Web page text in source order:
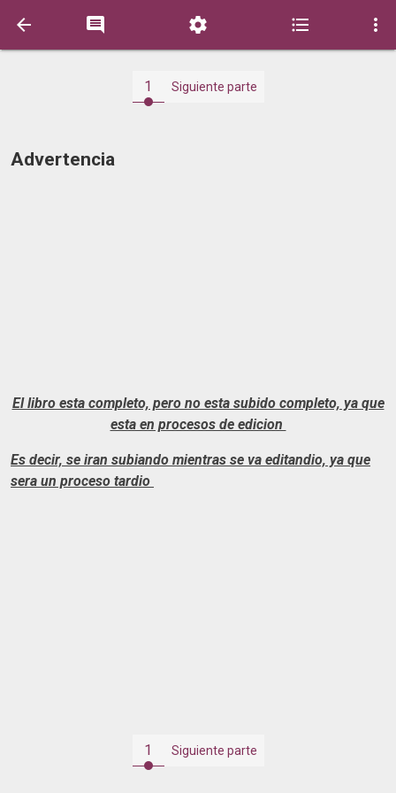
    
1 Siguiente parte
Advertencia
El libro esta completo, pero no esta subido completo, ya que
esta en procesos de edicion
Es decir, se iran subiando mientras se va editandio, ya que
sera un proceso tardio
1 Siguiente parte